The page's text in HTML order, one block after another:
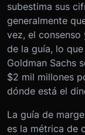
subestima sus
generalmente
vez, el
de la guía, lo
Goldman Sachs
$2 mil millones
dónde está el
La guía de
es la métrica de